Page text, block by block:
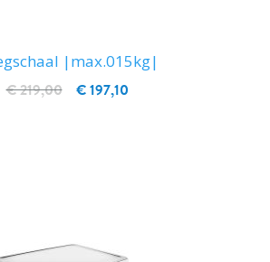
|max.015kg|
€ 197,10
€ 219,00